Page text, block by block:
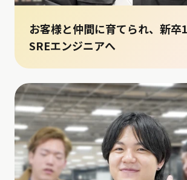
お客様と仲間に育てられ、新卒
SREエンジニアへ